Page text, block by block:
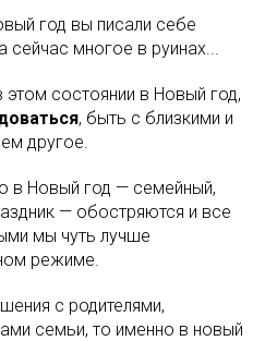
год вы писали себе
сейчас многое в руинах...
состоянии в Новый год,
, быть с близкими и
другое.
в Новый год — семейный,
— обостряются и все
мы чуть лучше
режиме.
с родителями,
семьи, то именно в новый